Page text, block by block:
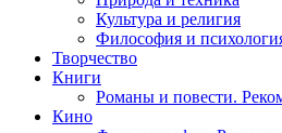
Культура и религия
Философия и
Творчество
Книги
Романы и повести.
Кино